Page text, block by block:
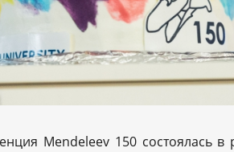
Mendeleev 150 состоялась в